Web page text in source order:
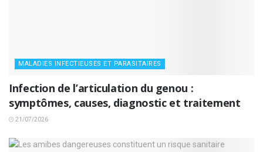
MALADIES INFECTIEUSES ET PARASITAIRES
Infection de l’articulation du genou :
symptômes, causes, diagnostic et traitement
21/07/2026